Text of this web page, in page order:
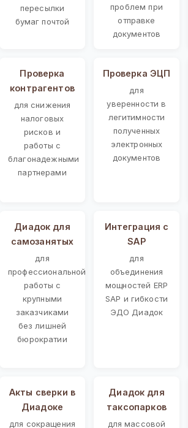
пересылки
бумаг почтой
проблем при
отправке
документов
Проверка
контрагентов
для снижения
налоговых
рисков и
работы с
благонадежными
партнерами
Проверка ЭЦП
для
уверенности в
легитимности
полученных
электронных
документов
Диадок для
самозанятых
для
профессиональной
работы с
крупными
заказчиками
без лишней
бюрократии
Интеграция с
SAP
для
объединения
мощностей ERP
SAP и гибкости
ЭДО Диадок
Акты сверки в
Диадоке
для сокращения
Диадок для
таксопарков
для массовой